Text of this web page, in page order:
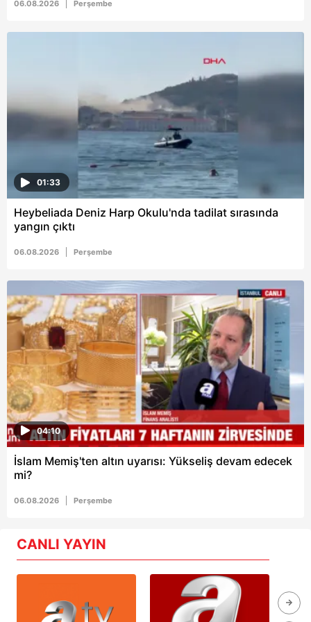
hazırlanmış Aydınlatma Metnimizi okumak ve sitemizde
ilgili mevzuata uygun olarak kullanılan çerezlerle ilgili bilgi
almak için lütfen
tıklayınız.
06.08.2026 Perşembe
01:33
Heybeliada Deniz Harp Okulu'nda tadilat sırasında
yangın çıktı
06.08.2026 Perşembe
04:10
İslam Memiş'ten altın uyarısı: Yükseliş devam edecek
mi?
06.08.2026 Perşembe
CANLI YAYIN